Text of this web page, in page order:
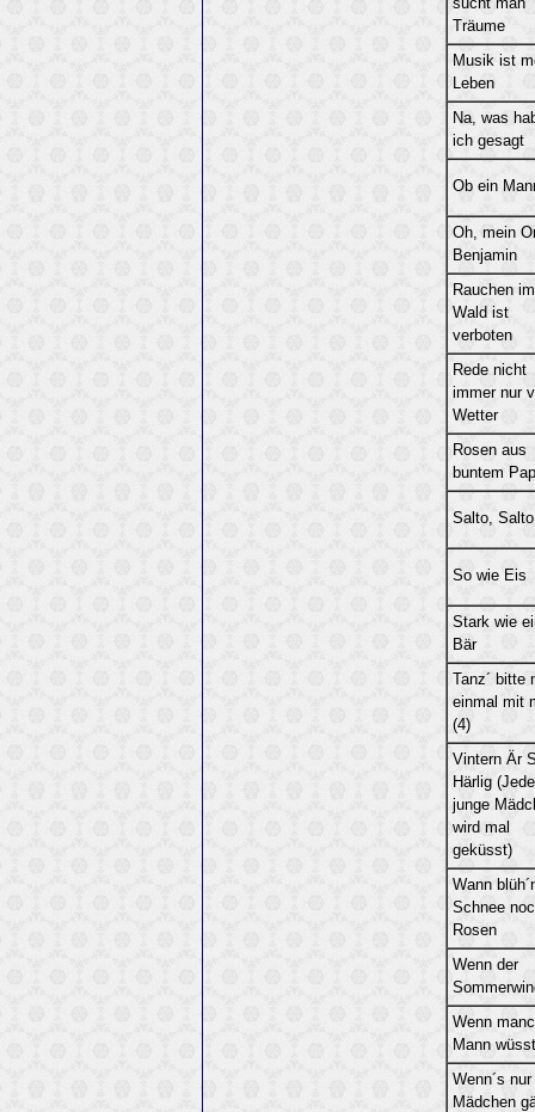
Träume
Musik ist
Leben
Na, was
ich gesagt
Ob ein
Oh, mein
Benjamin
Rauchen im
Wald ist
verboten
Rede nicht
immer nur
Wetter
Rosen aus
buntem
Salto, Salto
So wie Eis
Stark wie
Bär
Tanz´ bitte
einmal mit
(4)
Vintern Är
Härlig
junge
wird mal
geküsst)
Wann
Schnee
Rosen
Wenn der
Wenn
Mann
Wenn´s nur
Mädchen